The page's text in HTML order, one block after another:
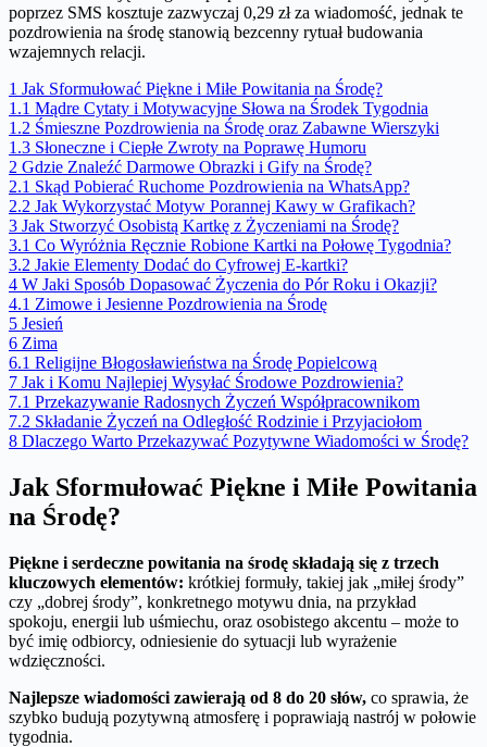
poprzez SMS kosztuje zazwyczaj 0,29 zł za wiadomość, jednak te
pozdrowienia na środę stanowią bezcenny rytuał budowania
wzajemnych relacji.
1 Jak Sformułować Piękne i Miłe Powitania na Środę?
1.1 Mądre Cytaty i Motywacyjne Słowa na Środek Tygodnia
1.2 Śmieszne Pozdrowienia na Środę oraz Zabawne Wierszyki
1.3 Słoneczne i Ciepłe Zwroty na Poprawę Humoru
2 Gdzie Znaleźć Darmowe Obrazki i Gify na Środę?
2.1 Skąd Pobierać Ruchome Pozdrowienia na WhatsApp?
2.2 Jak Wykorzystać Motyw Porannej Kawy w Grafikach?
3 Jak Stworzyć Osobistą Kartkę z Życzeniami na Środę?
3.1 Co Wyróżnia Ręcznie Robione Kartki na Połowę Tygodnia?
3.2 Jakie Elementy Dodać do Cyfrowej E-kartki?
4 W Jaki Sposób Dopasować Życzenia do Pór Roku i Okazji?
4.1 Zimowe i Jesienne Pozdrowienia na Środę
5 Jesień
6 Zima
6.1 Religijne Błogosławieństwa na Środę Popielcową
7 Jak i Komu Najlepiej Wysyłać Środowe Pozdrowienia?
7.1 Przekazywanie Radosnych Życzeń Współpracownikom
7.2 Składanie Życzeń na Odległość Rodzinie i Przyjaciołom
8 Dlaczego Warto Przekazywać Pozytywne Wiadomości w Środę?
Jak Sformułować Piękne i Miłe Powitania
na Środę?
Piękne i serdeczne powitania na środę składają się z trzech
kluczowych elementów: krótkiej formuły, takiej jak „miłej środy”
czy „dobrej środy”, konkretnego motywu dnia, na przykład
spokoju, energii lub uśmiechu, oraz osobistego akcentu – może to
być imię odbiorcy, odniesienie do sytuacji lub wyrażenie
wdzięczności.
Najlepsze wiadomości zawierają od 8 do 20 słów, co sprawia, że
szybko budują pozytywną atmosferę i poprawiają nastrój w połowie
tygodnia.